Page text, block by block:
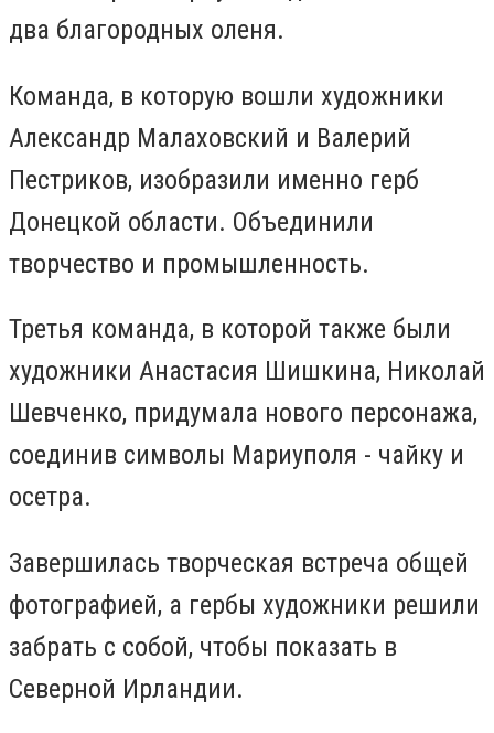
два благородных оленя.
Команда, в которую вошли художники
Александр Малаховский и Валерий
Пестриков, изобразили именно герб
Донецкой области. Объединили
творчество и промышленность.
Третья команда, в которой также были
художники Анастасия Шишкина, Николай
Шевченко, придумала нового персонажа,
соединив символы Мариуполя - чайку и
осетра.
Завершилась творческая встреча общей
фотографией, а гербы художники решили
забрать с собой, чтобы показать в
Северной Ирландии.